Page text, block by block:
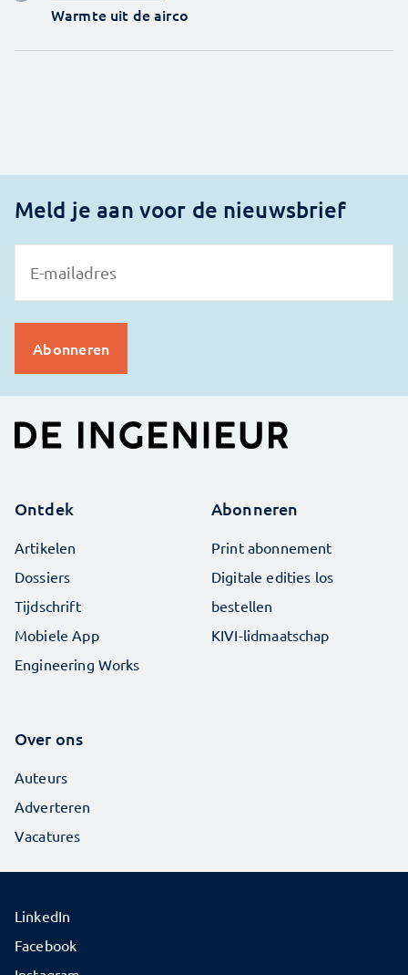
Warmte uit de airco
Meld je aan voor de nieuwsbrief
Ontdek
Artikelen
Dossiers
Tijdschrift
Mobiele App
Engineering Works
Abonneren
Print abonnement
Digitale edities los
bestellen
KIVI-lidmaatschap
Over ons
Auteurs
Adverteren
Vacatures
LinkedIn
Facebook